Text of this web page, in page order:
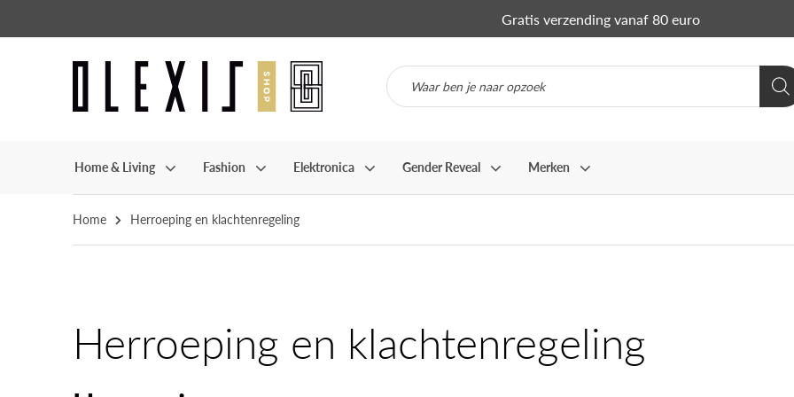
Gratis verzending vanaf 80 euro
Home & Living Fashion Elektronica Gender Reveal Merken
Home Herroeping en klachtenregeling
Herroeping en klachtenregeling